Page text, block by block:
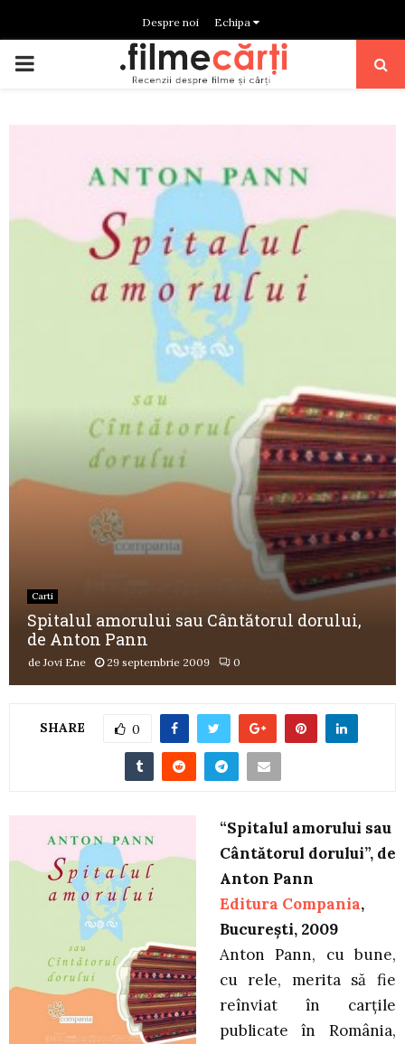
Despre noi Echipa
PRIMARY
Carti
Spitalul amorului sau Cântătorul dorului,
de Anton Pann
deJovi Ene 29 septembrie 2009 0
SHARE 0
“Spitalul amorului sau
Cântătorul dorului”, de
Anton Pann
Editura Compania,
Bucureşti, 2009
Anton Pann, cu bune,
cu rele, merita să fie
reînviat în carţile
publicate în România,